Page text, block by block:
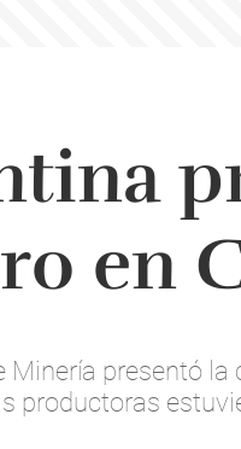
en
Minería presentó
productoras